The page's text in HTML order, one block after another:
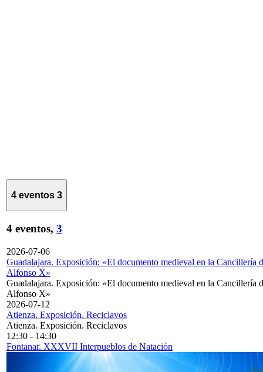
4 eventos 3
4 eventos, 3
2026-07-06
Guadalajara. Exposición: «El documento medieval en la Cancillería
Alfonso X»
Guadalajara. Exposición: «El documento medieval en la Cancillería
Alfonso X»
2026-07-12
Atienza. Exposición. Reciclavos
Atienza. Exposición. Reciclavos
12:30 - 14:30
Fontanar. XXXVII Interpueblos de Natación